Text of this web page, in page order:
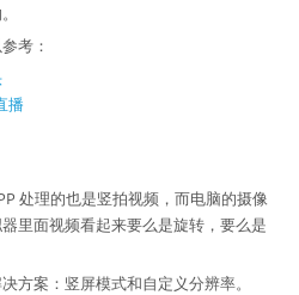
考：
播
处理的也是竖拍视频，而电脑的摄像
里面视频看起来要么是旋转，要么是
方案：竖屏模式和自定义分辨率。